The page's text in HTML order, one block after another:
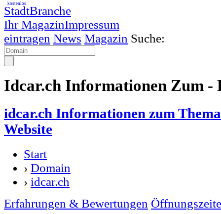
StadtBranche
Ihr MagazinImpressum
kostenlos
eintragen News Magazin Suche:
Idcar.ch Informationen Zum -
idcar.ch Informationen zum
Website
Start
› Domain
› idcar.ch
Erfahrungen & Bewertungen